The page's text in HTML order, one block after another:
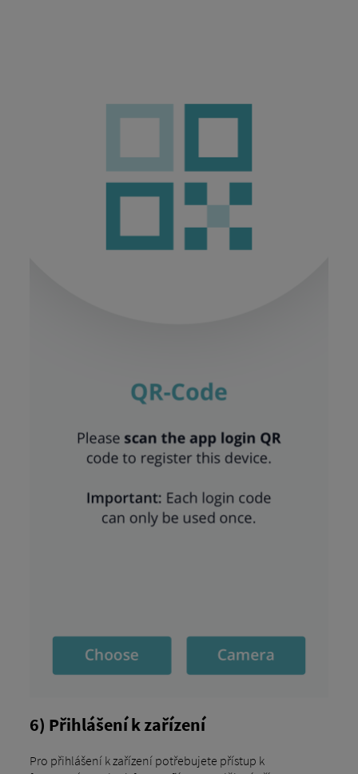
6) Přihlášení k zařízení
Pro přihlášení k zařízení potřebujete přístup k